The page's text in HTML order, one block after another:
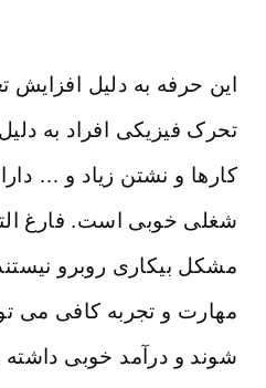
این حرفه به دلیل افزایش
تحرک فیزیکی افراد به
کارها و نشتن زیاد و …
شغلی خوبی است. فارغ
مشکل بیکاری روبرو
مهارت و تجربه کافی می
شوند و درآمد خوبی داشته